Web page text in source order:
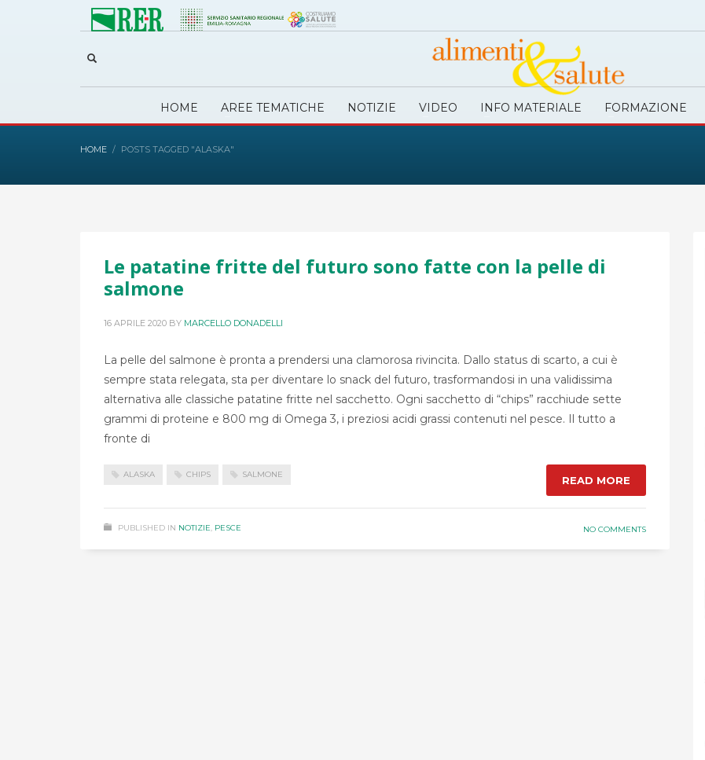
HOME AREE TEMATICHE NOTIZIE VIDEO INFO MATERIALE FORMAZIONE
HOME POSTS TAGGED "ALASKA"
Le patatine fritte del futuro sono fatte con la pelle di
salmone
16 APRILE 2020 BY MARCELLO DONADELLI
La pelle del salmone è pronta a prendersi una clamorosa rivincita. Dallo status di scarto, a cui è
sempre stata relegata, sta per diventare lo snack del futuro, trasformandosi in una validissima
alternativa alle classiche patatine fritte nel sacchetto. Ogni sacchetto di “chips” racchiude sette
grammi di proteine e 800 mg di Omega 3, i preziosi acidi grassi contenuti nel pesce. Il tutto a
fronte di
ALASKA CHIPS SALMONE READ MORE
PUBLISHED IN NOTIZIE, PESCE NO COMMENTS